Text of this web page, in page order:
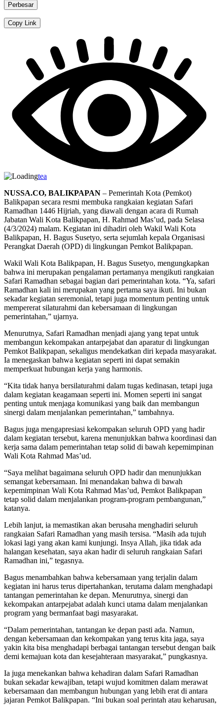
Perbesar
Copy Link
tea
NUSSA.CO, BALIKPAPAN – Pemerintah Kota (Pemkot)
Balikpapan secara resmi membuka rangkaian kegiatan Safari
Ramadhan 1446 Hijriah, yang diawali dengan acara di Rumah
Jabatan Wali Kota Balikpapan, H. Rahmad Mas’ud, pada Selasa
(4/3/2024) malam. Kegiatan ini dihadiri oleh Wakil Wali Kota
Balikpapan, H. Bagus Susetyo, serta sejumlah kepala Organisasi
Perangkat Daerah (OPD) di lingkungan Pemkot Balikpapan.
Wakil Wali Kota Balikpapan, H. Bagus Susetyo, mengungkapkan
bahwa ini merupakan pengalaman pertamanya mengikuti rangkaian
Safari Ramadhan sebagai bagian dari pemerintahan kota. “Ya, safari
Ramadhan kali ini merupakan yang pertama saya ikuti. Ini bukan
sekadar kegiatan seremonial, tetapi juga momentum penting untuk
mempererat silaturahmi dan kebersamaan di lingkungan
pemerintahan,” ujarnya.
Menurutnya, Safari Ramadhan menjadi ajang yang tepat untuk
membangun kekompakan antarpejabat dan aparatur di lingkungan
Pemkot Balikpapan, sekaligus mendekatkan diri kepada masyarakat.
Ia menegaskan bahwa kegiatan seperti ini dapat semakin
memperkuat hubungan kerja yang harmonis.
“Kita tidak hanya bersilaturahmi dalam tugas kedinasan, tetapi juga
dalam kegiatan keagamaan seperti ini. Momen seperti ini sangat
penting untuk menjaga komunikasi yang baik dan membangun
sinergi dalam menjalankan pemerintahan,” tambahnya.
Bagus juga mengapresiasi kekompakan seluruh OPD yang hadir
dalam kegiatan tersebut, karena menunjukkan bahwa koordinasi dan
kerja sama dalam pemerintahan tetap solid di bawah kepemimpinan
Wali Kota Rahmad Mas’ud.
“Saya melihat bagaimana seluruh OPD hadir dan menunjukkan
semangat kebersamaan. Ini menandakan bahwa di bawah
kepemimpinan Wali Kota Rahmad Mas’ud, Pemkot Balikpapan
tetap solid dalam menjalankan program-program pembangunan,”
katanya.
Lebih lanjut, ia memastikan akan berusaha menghadiri seluruh
rangkaian Safari Ramadhan yang masih tersisa. “Masih ada tujuh
lokasi lagi yang akan kami kunjungi. Insya Allah, jika tidak ada
halangan kesehatan, saya akan hadir di seluruh rangkaian Safari
Ramadhan ini,” tegasnya.
Bagus menambahkan bahwa kebersamaan yang terjalin dalam
kegiatan ini harus terus dipertahankan, terutama dalam menghadapi
tantangan pemerintahan ke depan. Menurutnya, sinergi dan
kekompakan antarpejabat adalah kunci utama dalam menjalankan
program yang bermanfaat bagi masyarakat.
“Dalam pemerintahan, tantangan ke depan pasti ada. Namun,
dengan kebersamaan dan kekompakan yang terus kita jaga, saya
yakin kita bisa menghadapi berbagai tantangan tersebut dengan baik
demi kemajuan kota dan kesejahteraan masyarakat,” pungkasnya.
Ia juga menekankan bahwa kehadiran dalam Safari Ramadhan
bukan sekadar kewajiban, tetapi wujud komitmen dalam merawat
kebersamaan dan membangun hubungan yang lebih erat di antara
jajaran Pemkot Balikpapan. “Ini bukan soal perintah atau keharusan,